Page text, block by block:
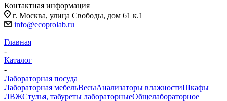
Контактная информация
г. Москва, улица Свободы, дом 61 к.1
info@ecoprolab.ru
Главная
-
Каталог
-
Лабораторная посуда
Лабораторная мебельВесыАнализаторы влажностиШкафы
ЛВЖСтулья, табуреты лабораторныеОбщелабораторное